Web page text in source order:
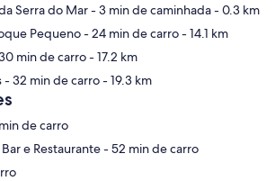
Serra do Mar- 3 min de caminhada- 0.3 km
Pequeno- 24 min de carro- 14.1 km
min de carro- 17.2 km
- 32 min de carro- 19.3 km
Elite - ‬13 min de carro
‪Prainha do Juliao Bar e Restaurante - ‬52 min de carro